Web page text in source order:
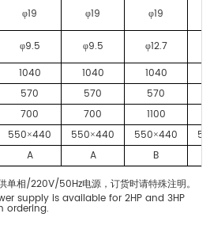
φ19 φ19 φ19
φ9.5 φ9.5 φ12.7
1040 1040 1040
570 570
570
700 700 1100
550×440 550×440 550×440
A A B
单相/220V/50Hz电源，订货时请特殊注明。
supply is available for 2HP and 3HP
ordering.